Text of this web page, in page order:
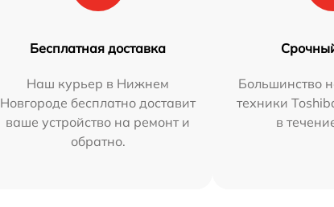
Бесплатная доставка
Наш курьер в Нижнем
Новгороде бесплатно доставит
ваше устройство на ремонт и
обратно.
Большинство
техники
в